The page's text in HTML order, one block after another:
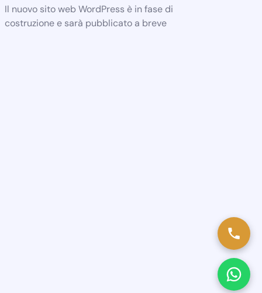
Il nuovo sito web WordPress è in fase di
costruzione e sarà pubblicato a breve